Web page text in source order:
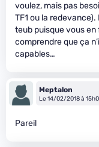
voulez, mais pas
TF1 ou la
teub puisque vous
comprendre que ça
capables…
Meptalon
Le 14/02/2018 à
Pareil